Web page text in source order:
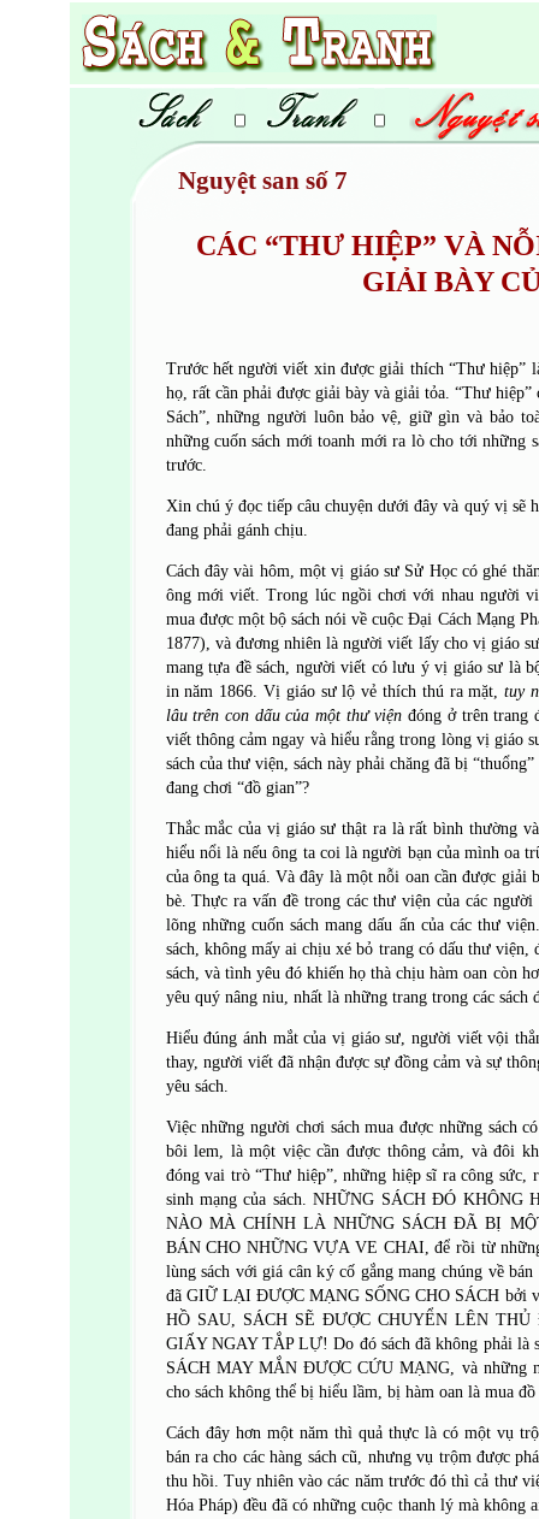
Nguyệt san số 7
CÁC “THƯ HIỆP” VÀ
GIẢI BÀY
Trước hết người viết xin được giải thích “Thư hiệp”
họ, rất cần phải được giải bày và giải tỏa. “Thư
Sách”, những người luôn bảo vệ, giữ gìn và bảo
những cuốn sách mới toanh mới ra lò cho tới những
trước.
Xin chú ý đọc tiếp câu chuyện dưới đây và quý vị sẽ
đang phải gánh chịu.
Cách đây vài hôm, một vị giáo sư Sử Học có ghé
ông mới viết. Trong lúc ngồi chơi với nhau người
mua được một bộ sách nói về cuộc Đại Cách Mạng
1877), và đương nhiên là người viết lấy cho vị giáo
mang tựa đề sách, người viết có lưu ý vị giáo sư là
in năm 1866. Vị giáo sư lộ vẻ thích thú ra mặt,tuy
lâu trên con dấu của một thư viện đóng ở trên trang
viết thông cảm ngay và hiểu rằng trong lòng vị giáo
sách của thư viện, sách này phải chăng đã bị
đang chơi “đồ gian”?
Thắc mắc của vị giáo sư thật ra là rất bình thường
hiểu nổi là nếu ông ta coi là người bạn của mình oa
của ông ta quá. Và đây là một nỗi oan cần được giải
bè. Thực ra vấn đề trong các thư viện của các
lõng những cuốn sách mang dấu ấn của các thư
sách, không mấy ai chịu xé bỏ trang có dấu thư
sách, và tình yêu đó khiến họ thà chịu hàm oan còn
yêu quý nâng niu, nhất là những trang trong các sách
Hiểu đúng ánh mắt của vị giáo sư, người viết vội
thay, người viết đã nhận được sự đồng cảm và sự
yêu sách.
Việc những người chơi sách mua được những sách
bôi lem, là một việc cần được thông cảm, và đôi
đóng vai trò “Thư hiệp”, những hiệp sĩ ra công sức,
sinh mạng của sách. NHỮNG SÁCH ĐÓ
NÀO MÀ CHÍNH LÀ NHỮNG SÁCH ĐÃ BỊ
BÁN CHO NHỮNG VỰA VE CHAI, để rồi từ
lùng sách với giá cân ký cố gắng mang chúng về
đã GIỮ LẠI ĐƯỢC MẠNG SỐNG CHO SÁCH bởi
HỒ SAU, SÁCH SẼ ĐƯỢC CHUYỂN LÊN
GIẤY NGAY TẮP LỰ! Do đó sách đã không phải
SÁCH MAY MẮN ĐƯỢC CỨU MẠNG, và những
cho sách không thể bị hiểu lầm, bị hàm oan là mua
Cách đây hơn một năm thì quả thực là có một vụ
bán ra cho các hàng sách cũ, nhưng vụ trộm được
thu hồi. Tuy nhiên vào các năm trước đó thì cả thư
Hóa Pháp) đều đã có những cuộc thanh lý mà không